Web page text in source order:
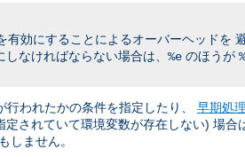
有効にすることによるオーバーヘッドを
しなければならない場合は、 %e のほうが
われたかの条件を指定したり、 早期処理
定されていて環境変数が存在しない) 場合
しません。